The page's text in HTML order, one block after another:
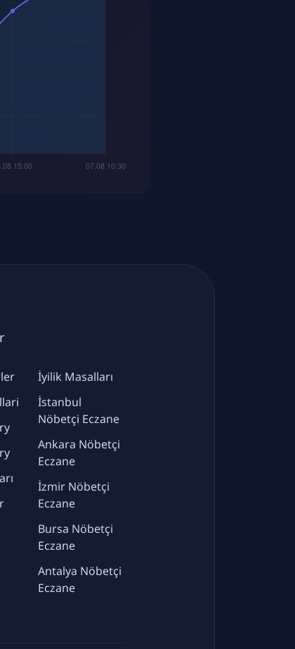
İyilik Masalları
İstanbul
Nöbetçi Eczane
Ankara Nöbetçi
Eczane
İzmir Nöbetçi
Eczane
Bursa Nöbetçi
Eczane
Antalya Nöbetçi
Eczane